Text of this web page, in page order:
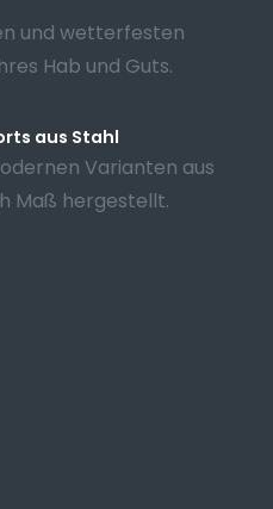
und wetterfesten
Hab und Guts.
aus Stahl
Varianten aus
Maß hergestellt.